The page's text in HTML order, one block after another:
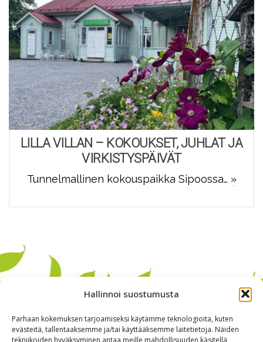
Hallinnoi suostumusta
Parhaan kokemuksen tarjoamiseksi käytämme teknologioita, kuten
evästeitä, tallentaaksemme ja/tai käyttääksemme laitetietoja. Näiden
tekniikoiden hyväksyminen antaa meille mahdollisuuden käsitellä
LILLA VILLAN – KOKOUKSET, JUHLAT JA
VIRKISTYSPÄIVÄT
Tunnelmallinen kokouspaikka Sipoossa… »